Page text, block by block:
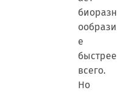
биоразн
ообрази
е
быстрее
всего.
Но